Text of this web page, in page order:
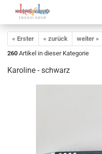
« Erster « zurück weiter »
260 Artikel in dieser Kategorie
Karoline - schwarz